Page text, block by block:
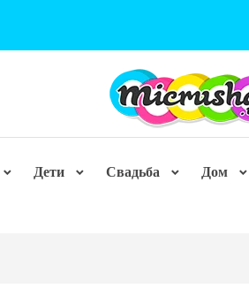
Дети Свадьба Дом